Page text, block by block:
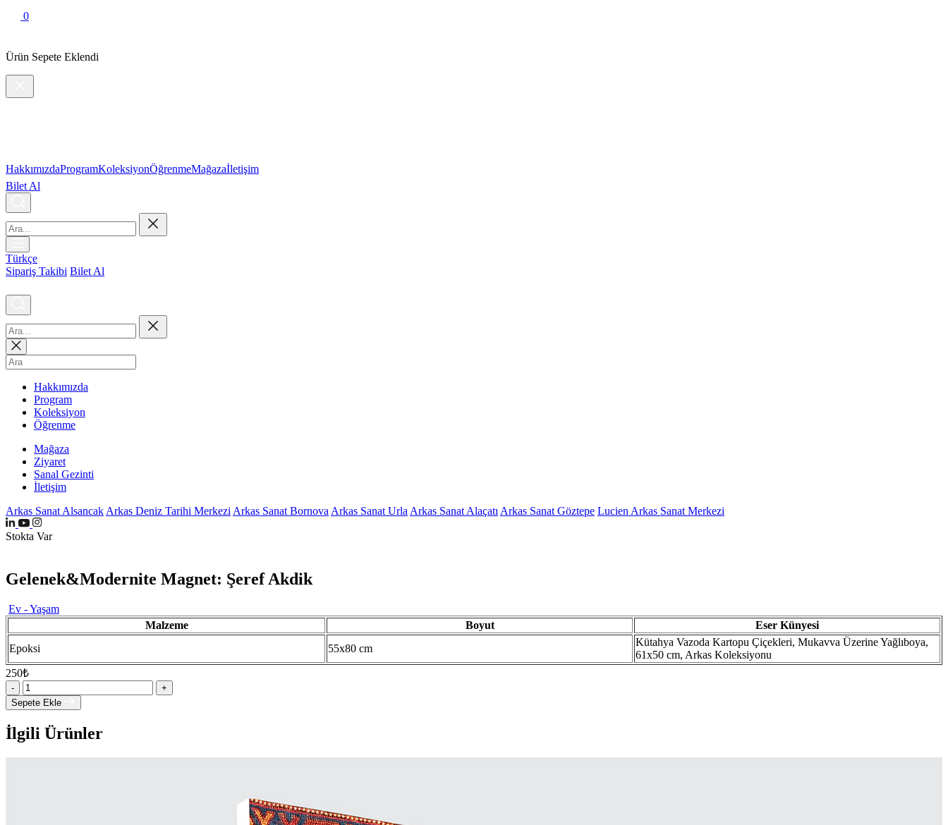
0
Ürün Sepete Eklendi
HakkımızdaProgramKoleksiyonÖğrenmeMağazaİletişim
Bilet Al
Türkçe
Sipariş Takibi Bilet Al
Hakkımızda
Program
Koleksiyon
Öğrenme
Mağaza
Ziyaret
Sanal Gezinti
İletişim
Arkas Sanat Alsancak Arkas Deniz Tarihi Merkezi Arkas Sanat Bornova Arkas Sanat Urla Arkas Sanat Alaçatı Arkas Sanat Göztepe Lucien Arkas Sanat Merkezi
Stokta Var
Gelenek&Modernite Magnet: Şeref Akdik
Ev - Yaşam
Malzeme
Boyut
Eser Künyesi
Epoksi
55x80 cm
Kütahya Vazoda Kartopu Çiçekleri, Mukavva Üzerine Yağlıboya,
61x50 cm, Arkas Koleksiyonu
250₺
-
+
Sepete Ekle
İlgili Ürünler